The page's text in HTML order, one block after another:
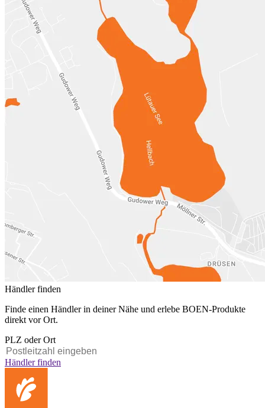
Händler finden
Finde einen Händler in deiner Nähe und erlebe BOEN-Produkte
direkt vor Ort.
PLZ oder Ort
Händler finden